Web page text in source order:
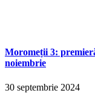
Moromeții 3:
noiembrie
30 septembrie 2024